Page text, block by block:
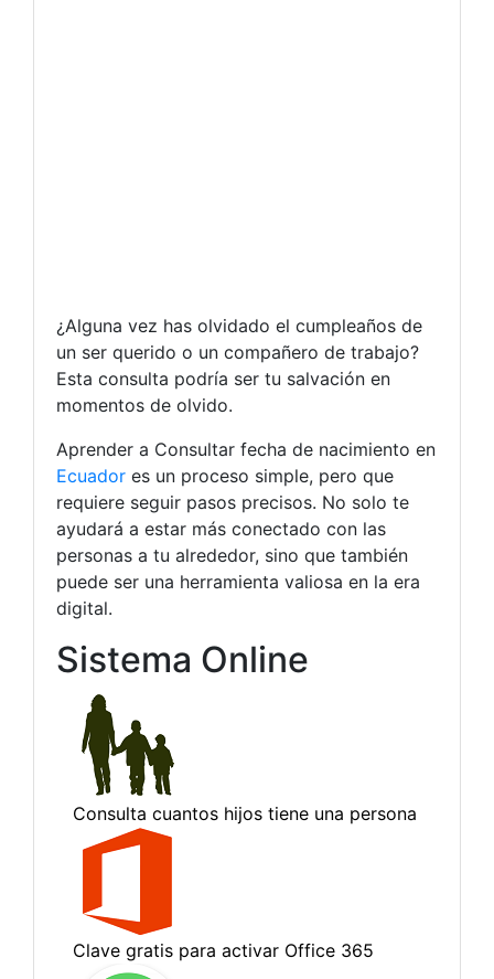
¿Alguna vez has olvidado el cumpleaños de
un ser querido o un compañero de trabajo?
Esta consulta podría ser tu salvación en
momentos de olvido.
Aprender a Consultar fecha de nacimiento en
Ecuador es un proceso simple, pero que
requiere seguir pasos precisos. No solo te
ayudará a estar más conectado con las
personas a tu alrededor, sino que también
puede ser una herramienta valiosa en la era
digital.
Sistema Online